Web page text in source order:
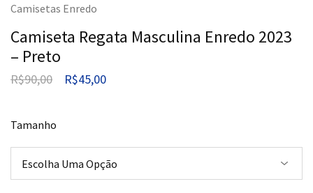
Camisetas Enredo
Camiseta Regata Masculina Enredo 2023
– Preto
R$90,00 R$45,00
Tamanho